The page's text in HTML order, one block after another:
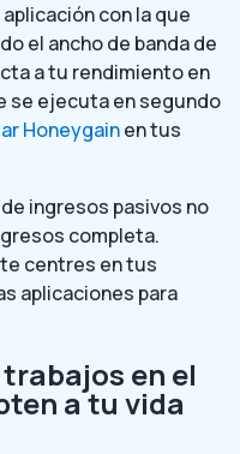
con la que
el ancho de banda de
a tu rendimiento en
se ejecuta en segundo
Honeygainen tus
ingresos pasivos no
completa.
centres en tus
aplicaciones para
en el
a tu vida